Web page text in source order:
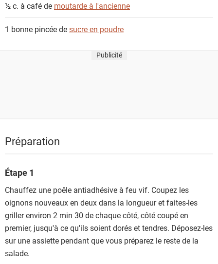
½ c. à café de moutarde à l'ancienne
1 bonne pincée desucre en poudre
Publicité
Préparation
Étape 1
Chauffez une poêle antiadhésive à feu vif. Coupez les
oignons nouveaux en deux dans la longueur et faites-les
griller environ 2 min 30 de chaque côté, côté coupé en
premier, jusqu'à ce qu'ils soient dorés et tendres. Déposez-les
sur une assiette pendant que vous préparez le reste de la
salade.